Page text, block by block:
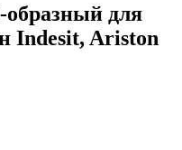
для
Indesit, Ariston